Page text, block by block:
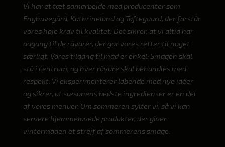
Vi har et tæt samarbejde med producenter som
Enghavegård, Kathrinelund og Toftegaard, der forstår
vores høje krav til kvalitet. Det sikrer, at vi altid har
adgang til de råvarer, der gør vores retter til noget
særligt. Vores tilgang til mad er enkel: Smagen skal
stå i centrum, og hver råvare skal behandles med
respekt. Vi eksperimenterer løbende med nye idéer
og sikrer, at sæsonens bedste ingredienser er en del
af vores menuer. Om sommeren sylter vi, så vi kan
servere hjemmelavede produkter, der giver
vintermaden et strejf af sommerens smage.